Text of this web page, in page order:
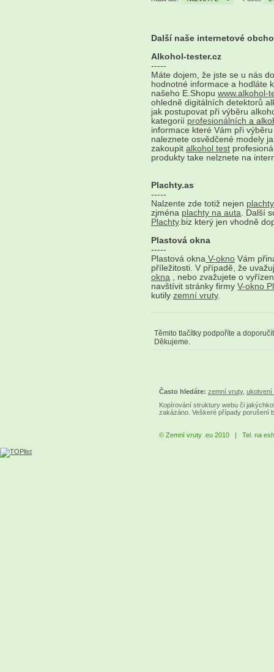
Další naše internetové
Alkohol-tester.cz
-----
Máte dojem, že jste se u nás
hodnotné informace a hodláte
našeho E.Shopu www.alkohol-
ohledně digitálních detektorů
jak postupovat při výběru
kategorií profesionálních a
informace které Vám při
naleznete osvědčené modely
zakoupit alkohol test
produkty take nelznete na
Plachty.as
-----
Nalzente zde totiž nejen
zjména plachty na auta. Další
Plachty.biz který jen vhodně
Plastová okna
-----
Plastová okna V-okno Vám
příležitosti. V případě, že
okna , nebo zvažujete o
navštívit stránky firmy V-okno
kutily zemní vruty.
Těmito tlačítky podpoříte a
Děkujeme.
Často hledáte: zemní vruty, ukotvení
Kopírování struktury webu či
zakázáno. Veškeré případy porušení
© Zemní vruty .eu 2010 | Tel. na